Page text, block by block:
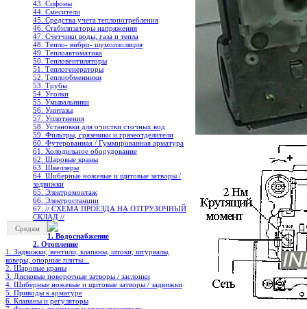
43. Сифоны
44. Смесители
45. Средства учета теплопотребления
46. Стабилизаторы напряжения
47. Счетчики воды, газа и тепла
48. Тепло- вибро- шумоизоляция
49. Теплоавтоматика
50. Тепловентиляторы
51. Теплогенераторы
52. Теплообменники
53. Трубы
54. Уголки
55. Умывальники
56. Унитазы
57. Уплотнения
58. Установки для очистки сточных вод
59. Фильтры, грязевики и грязеотделители
60. Футерованная / Гуммированная арматура
61. Холодильное oборудование
62. Шаровые краны
63. Швеллеры
64. Шиберные ножевые и щитовые затворы /
задвижки
65. Электромонтаж
66. Электростанции
67. // СХЕМА ПРОЕЗДА НА ОТГРУЗОЧНЫЙ
СКЛАД //
Средам
1. Водоснабжение
2. Отопление
1. Задвижки, вентили, клапаны, штоки, штурвалы,
коверы, опорные плиты...
2. Шаровые краны
3. Дисковые поворотные затворы / заслонки
4. Шиберные ножевые и щитовые затворы / задвижки
5. Приводы к арматуре
6. Клапаны и регуляторы